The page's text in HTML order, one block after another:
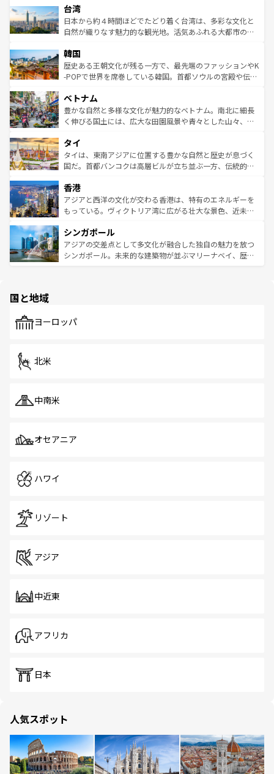
情報は
人々、おいしいローカルフードやハワイアンミュージッ
ク、伝統的なフラダンスなど、すべてがハワイの魅力を彩
っている。訪れるたびに新しい発見と感動が待っているハ
はコンテンツ一覧
リアリーフや大陸中央部にそびえるウルル（エアーズロッ
ク）、タスマニアの美しい原生林やケアンズの熱帯雨林な
ど、見どころがたくさん。また、カフェやワイン、オージ
いる。アクティビティも充実しており、サーフィンやダイ
ビング、ハイキングなど、アウトドア好きにはたまらな
い。オーストラリアの多彩な魅力を存分に味わいつくそ
参照してほしい。
台湾
日本から約４時間ほどでたどり着く台湾は、多彩な文化と
自然が織りなす魅力的な観光地。活気あふれる大都市の台
ン）、静ひつな山岳地帯である台湾東部など、都市の喧騒
と山間の静けさが共存しており、訪れる人に新しい発見と
驚きをもたらしてくれる。また、奥深い台湾の食文化も魅
容にもいいと評判のスイーツなど、バラエティ豊かな料理
が味わえる。 なお、新着の台湾情報は コンテンツ一覧を参
照してほしい。
韓国
歴史ある王朝文化が残る一方で、最先端のファッションやK
-POPで世界を席巻している韓国。首都ソウルの宮殿や伝統
き、地方に足を延ばせば四季折々の自然美を楽しむことが
できる。そして、キムチや焼肉、絶品のストリートフード
まで、さまざまな韓国料理が待っている。夜には、韓国な
リティに包まれながら、韓国の多彩な魅力を心ゆくまで味
わってみてほしい。 なお、新着の韓国情報はコンテンツ一
覧を参照してほしい。
ベトナム
豊かな自然と多様な文化が魅力的なベトナム。南北に細長
く伸びる国土には、広大な田園風景や青々とした山々、世
急速な発展と共に伝統が息づく。ハノイの古い町並みやホ
ーチミン市のフランス統治時代の建物も、独特の雰囲気を
醸し出している。また、バラエティの豊かさとおいしさで
とつ。フォーやバインミー、ベトナムコーヒーなどは、ぜ
ひ現地で味わいたい。どの地域を訪れてもあたたかい人々
が旅行者を迎えてくれるので、きっと忘れられない旅にな
参照してほしい。
タイ
タイは、東南アジアに位置する豊かな自然と歴史が息づく
国だ。首都バンコクは高層ビルが立ち並ぶ一方、伝統的な
の活気が交差している。北部ではチェンマイなどの山岳地
帯で自然と触れ合い、南部ではプーケットやクラビの美し
いビーチでリゾート気分を楽しむことができる。タイ料理
激する。気候は一年中温暖で、どの季節にも異なる楽しみ
が待っている。親しみやすいタイの人々、仏教を中心とし
た文化、そして多様な観光資源が、訪れる旅人を魅了し続
香港
アジアと西洋の文化が交わる香港は、特有のエネルギーを
もっている。ヴィクトリア湾に広がる壮大な景色、近未来
み、どこを訪れても感動するはず。観光スポットが密集し
ており、効率よく見どころを回れるのも魅力。息をのむよ
うな絶景から文化的な体験まで、香港を存分に楽しみ尽く
シンガポール
アジアの交差点として多文化が融合した独自の魅力を放つ
シンガポール。未来的な建築物が並ぶマリーナベイ、歴史
で、ホーカーズは地元の風情を楽しめる外せないスポット
国と地域
ヨーロッパ
北米
中南米
オセアニア
ハワイ
リゾート
アジア
中近東
アフリカ
日本
人気スポット